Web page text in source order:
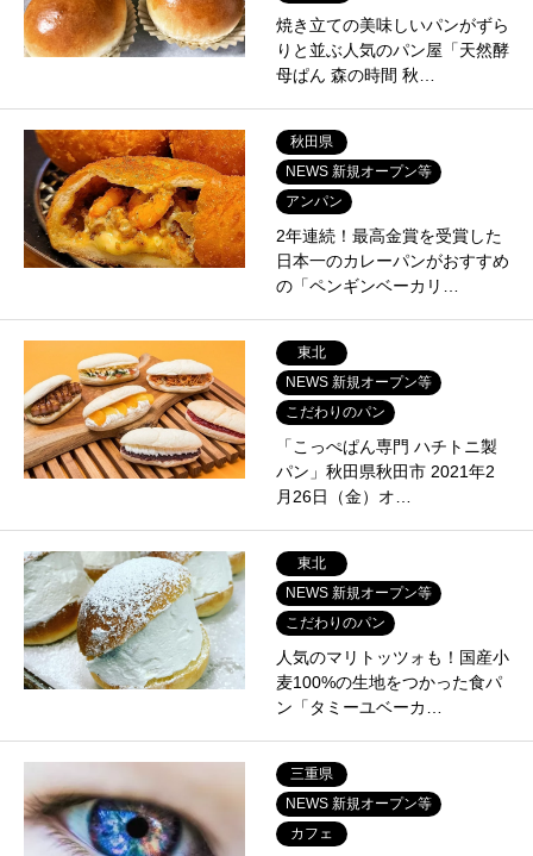
焼き立ての美味しいパンがずら
りと並ぶ人気のパン屋「天然酵
母ぱん 森の時間 秋…
秋田県
NEWS 新規オープン等
アンパン
2年連続！最高金賞を受賞した
日本一のカレーパンがおすすめ
の「ペンギンベーカリ…
東北
NEWS 新規オープン等
こだわりのパン
「こっぺぱん専門 ハチトニ製
パン」秋田県秋田市 2021年2
月26日（金）オ…
東北
NEWS 新規オープン等
こだわりのパン
人気のマリトッツォも！国産小
麦100%の生地をつかった食パ
ン「タミーユベーカ…
三重県
NEWS 新規オープン等
カフェ